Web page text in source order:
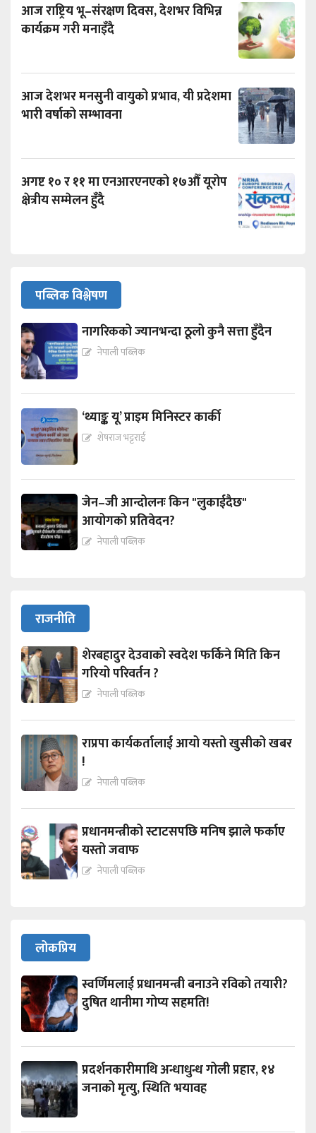
आज राष्ट्रिय भू–संरक्षण दिवस, देशभर विभिन्न
कार्यक्रम गरी मनाइँदै
आज देशभर मनसुनी वायुको प्रभाव, यी प्रदेशमा
भारी वर्षाको सम्भावना
अगष्ट १० र ११ मा एनआरएनएको १७औँ यूरोप
क्षेत्रीय सम्मेलन हुँदै
पब्लिक विश्लेषण
नागरिकको ज्यानभन्दा ठूलो कुनै सत्ता हुँदैन
नेपाली पब्लिक
‘थ्याङ्क यू’ प्राइम मिनिस्टर कार्की
शेषराज भट्टराई
जेन–जी आन्दोलनः किन "लुकाईदैछ"
आयोगको प्रतिवेदन?
नेपाली पब्लिक
राजनीति
शेरबहादुर देउवाको स्वदेश फर्किने मिति किन
गरियो परिवर्तन ?
नेपाली पब्लिक
राप्रपा कार्यकर्तालाई आयो यस्तो खुसीको खबर
!
नेपाली पब्लिक
प्रधानमन्त्रीको स्टाटसपछि मनिष झाले फर्काए
यस्तो जवाफ
नेपाली पब्लिक
लोकप्रिय
स्वर्णिमलाई प्रधानमन्त्री बनाउने रविको तयारी?
दुषित थानीमा गोप्य सहमति!
प्रदर्शनकारीमाथि अन्धाधुन्ध गोली प्रहार, १४
जनाको मृत्यु, स्थिति भयावह